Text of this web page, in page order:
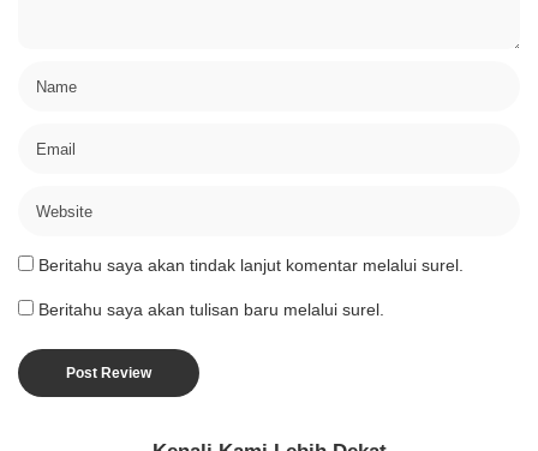
Beritahu saya akan tindak lanjut komentar melalui surel.
Beritahu saya akan tulisan baru melalui surel.